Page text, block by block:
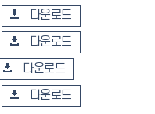
다운로드
다운로드
다운로드
다운로드